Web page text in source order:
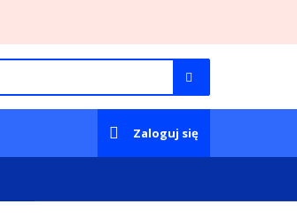
Zaloguj się